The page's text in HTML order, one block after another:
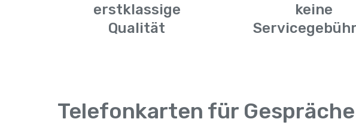
erstklassige
Qualität
keine
Telefonkarten für